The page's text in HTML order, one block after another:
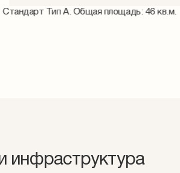
Стандарт Тип А. Общая площадь: 46 кв.м.
инфраструктура